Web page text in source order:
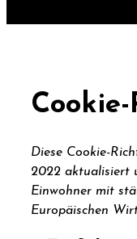
Diese Cookie-
2022 aktualisiert
Einwohner mit
Europäischen